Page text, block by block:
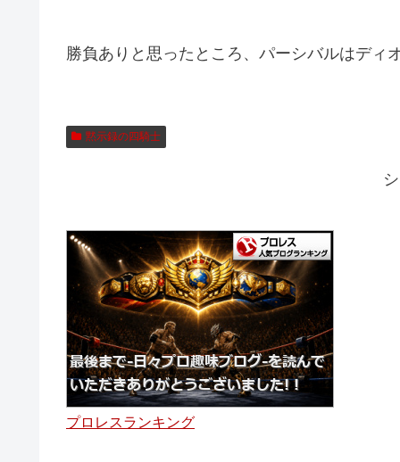
勝負ありと思ったところ、パーシバルはディ
黙示録の四騎士
プロレスランキング